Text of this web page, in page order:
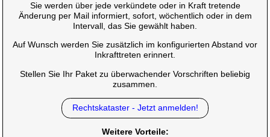
Sie werden über jede verkündete oder in Kraft tretende
Änderung per Mail informiert, sofort, wöchentlich oder in dem
Intervall, das Sie gewählt haben.
Auf Wunsch werden Sie zusätzlich im konfigurierten Abstand vor
Inkrafttreten erinnert.
Stellen Sie Ihr Paket zu überwachender Vorschriften beliebig
zusammen.
Rechtskataster - Jetzt anmelden!
Weitere Vorteile: